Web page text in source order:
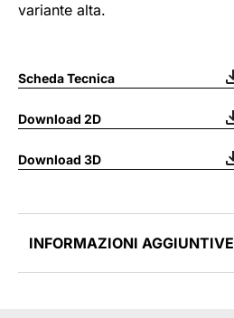
variante alta.
Scheda Tecnica
Download 2D
Download 3D
INFORMAZIONI AGGIUNTIVE